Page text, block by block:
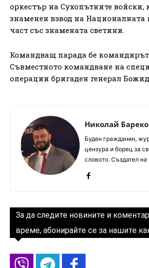
оркестър на Сухопътните войски,
знаменен взвод на Националната
част със знамената светини.
Командващ парада бе
Съвместното командване на
операции бригаден генерал
Николай
Буден гражданин,
цензура и борец за
словото. Създател
За да следите новините и
време, абонирайте се за нашите